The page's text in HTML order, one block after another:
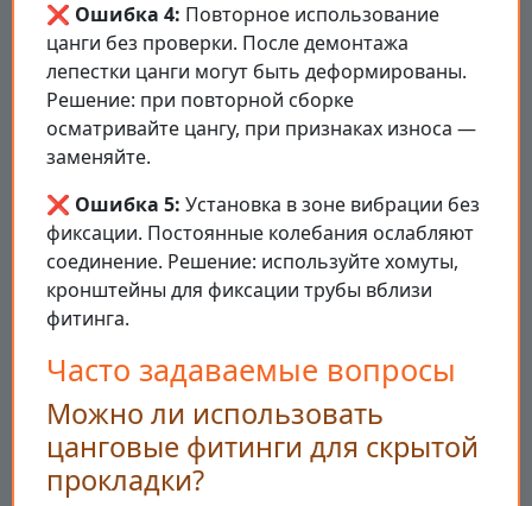
❌ Ошибка 4: Повторное использование
цанги без проверки. После демонтажа
лепестки цанги могут быть деформированы.
Решение: при повторной сборке
осматривайте цангу, при признаках износа —
заменяйте.
❌ Ошибка 5: Установка в зоне вибрации без
фиксации. Постоянные колебания ослабляют
соединение. Решение: используйте хомуты,
кронштейны для фиксации трубы вблизи
фитинга.
Часто задаваемые вопросы
Можно ли использовать
цанговые фитинги для скрытой
прокладки?